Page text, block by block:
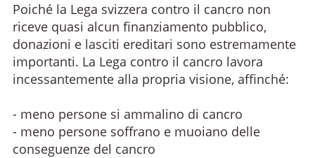
Poiché la Lega svizzera contro il cancro non
riceve quasi alcun finanziamento pubblico,
donazioni e lasciti ereditari sono estremamente
importanti. La Lega contro il cancro lavora
incessantemente alla propria visione, affinché:
- meno persone si ammalino di cancro
- meno persone soffrano e muoiano delle
conseguenze del cancro